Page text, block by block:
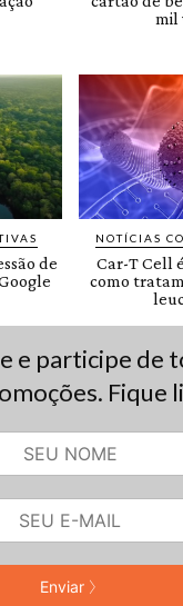
e participe de
Fique
Enviar